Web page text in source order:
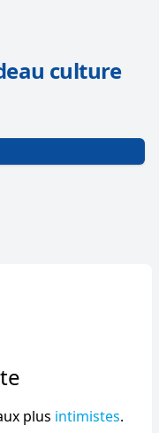
culture
plus intimistes.